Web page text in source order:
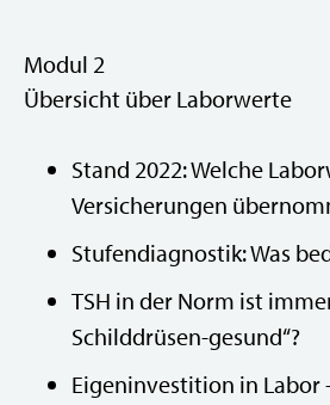
Modul 2
Übersicht über Laborwerte
Stand 2022: Welche
Versicherungen
Stufendiagnostik: Was
TSH in der Norm ist
Schilddrüsen-gesund“?
Eigeninvestition in Labor